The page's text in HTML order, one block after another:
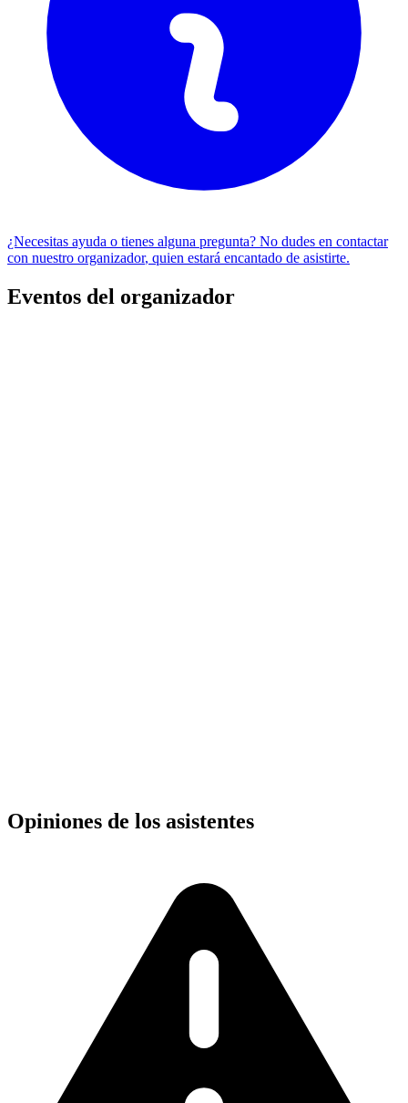
¿Necesitas ayuda o tienes alguna pregunta? No dudes en contactar
con nuestro organizador, quien estará encantado de asistirte.
Eventos del organizador
Opiniones de los asistentes